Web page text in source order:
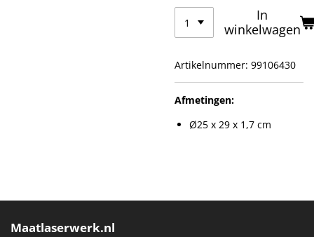
In
winkelwagen
Artikelnummer: 99106430
Afmetingen:
Ø25 x 29 x 1,7 cm
Maatlaserwerk.nl